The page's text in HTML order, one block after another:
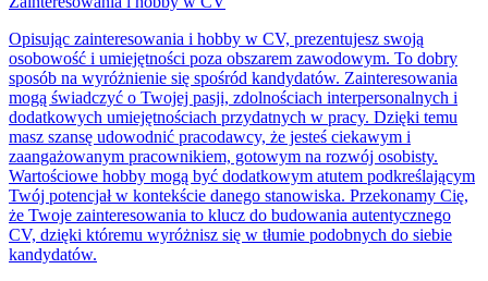
Opisując zainteresowania i hobby w CV, prezentujesz swoją
osobowość i umiejętności poza obszarem zawodowym. To dobry
sposób na wyróżnienie się spośród kandydatów. Zainteresowania
mogą świadczyć o Twojej pasji, zdolnościach interpersonalnych i
dodatkowych umiejętnościach przydatnych w pracy. Dzięki temu
masz szansę udowodnić pracodawcy, że jesteś ciekawym i
zaangażowanym pracownikiem, gotowym na rozwój osobisty.
Wartościowe hobby mogą być dodatkowym atutem podkreślającym
Twój potencjał w kontekście danego stanowiska. Przekonamy Cię,
że Twoje zainteresowania to klucz do budowania autentycznego
CV, dzięki któremu wyróżnisz się w tłumie podobnych do siebie
kandydatów.